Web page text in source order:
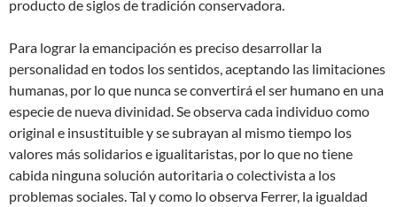
producto de siglos de tradición conservadora.
Para lograr la emancipación es preciso desarrollar la
personalidad en todos los sentidos, aceptando las limitaciones
humanas, por lo que nunca se convertirá el ser humano en una
especie de nueva divinidad. Se observa cada individuo como
original e insustituible y se subrayan al mismo tiempo los
valores más solidarios e igualitaristas, por lo que no tiene
cabida ninguna solución autoritaria o colectivista a los
problemas sociales. Tal y como lo observa Ferrer, la igualdad